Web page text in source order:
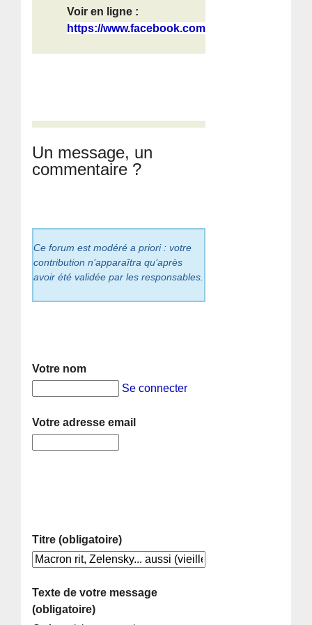
Voir en ligne :
https://www.facebook.com/people/G%2...
Un message, un
commentaire ?
Ce forum est modéré a priori : votre
contribution n’apparaîtra qu’après
avoir été validée par les responsables.
Votre nom
Se connecter
Votre adresse email
Titre (obligatoire)
Texte de votre message
(obligatoire)